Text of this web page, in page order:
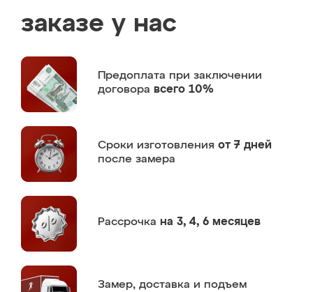
заказе у нас
Предоплата при заключении
договора всего 10%
Сроки изготовления от 7 дней
после замера
Рассрочка на 3, 4, 6 месяцев
Замер, доставка и подъем